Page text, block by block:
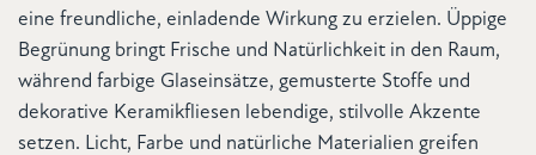
eine freundliche, einladende Wirkung zu erzielen. Üppige
Begrünung bringt Frische und Natürlichkeit in den Raum,
während farbige Glaseinsätze, gemusterte Stoffe und
dekorative Keramikfliesen lebendige, stilvolle Akzente
setzen. Licht, Farbe und natürliche Materialien greifen